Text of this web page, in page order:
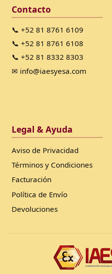
Contacto
📞 +52 81 8761 6109
📞 +52 81 8761 6108
📞 +52 81 8332 8303
✉ info@iaesyesa.com
Legal & Ayuda
Aviso de Privacidad
Términos y Condiciones
Facturación
Política de Envío
Devoluciones